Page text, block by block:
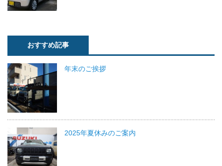
おすすめ記事
年末のご挨拶
2025年夏休みのご案内